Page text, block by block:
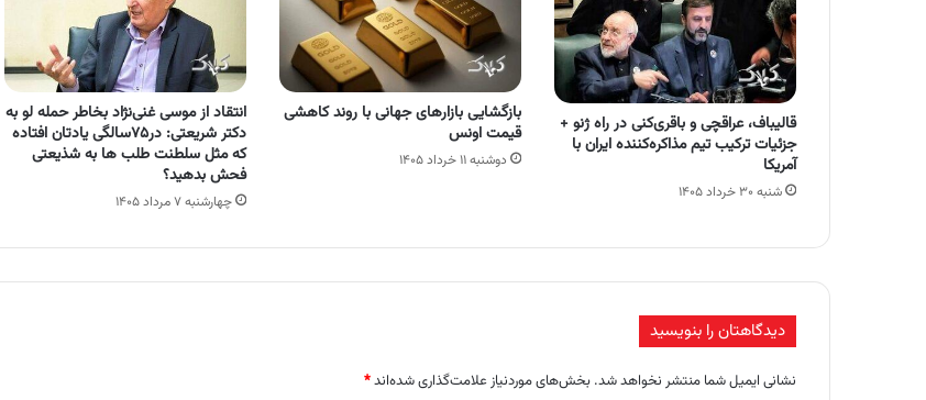
قالیباف، عراقچی و باقری‌کنی در راه ژنو +
جزئیات ترکیب تیم مذاکره‌کننده ایران با
آمریکا
شنبه ۳۰ خرداد ۱۴۰۵
بازگشایی بازارهای جهانی با روند کاهشی
قیمت اونس
دوشنبه ۱۱ خرداد ۱۴۰۵
انتقاد از موسی‌ غنی‌نژاد بخاطر حمله لو به
دکتر شریعتی: در۷۵سالگی یادتان افتاده
که مثل سلطنت طلب ها به شذیعتی
فحش بدهید؟
چهارشنبه ۷ مرداد ۱۴۰۵
دیدگاهتان را بنویسید
نشانی ایمیل شما منتشر نخواهد شد. بخش‌های موردنیاز علامت‌گذاری شده‌اند*